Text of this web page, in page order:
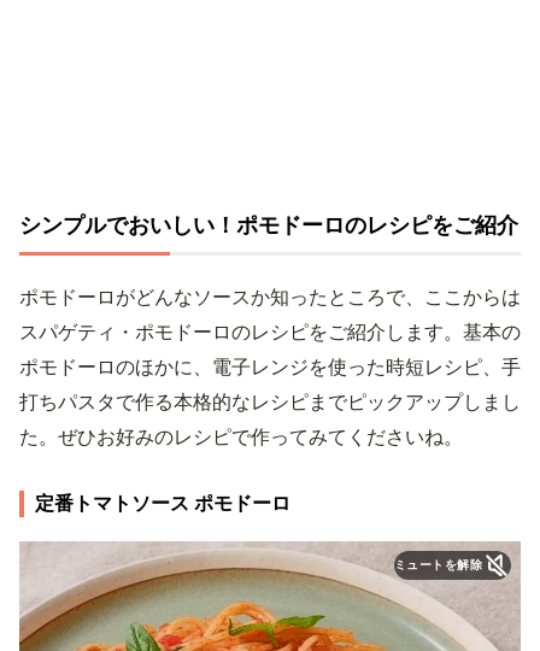
シンプルでおいしい！ポモドーロのレシピをご紹介
ポモドーロがどんなソースか知ったところで、ここからは
スパゲティ・ポモドーロのレシピをご紹介します。基本の
ポモドーロのほかに、電子レンジを使った時短レシピ、手
打ちパスタで作る本格的なレシピまでピックアップしまし
た。ぜひお好みのレシピで作ってみてくださいね。
定番トマトソース ポモドーロ
ミュートを解除